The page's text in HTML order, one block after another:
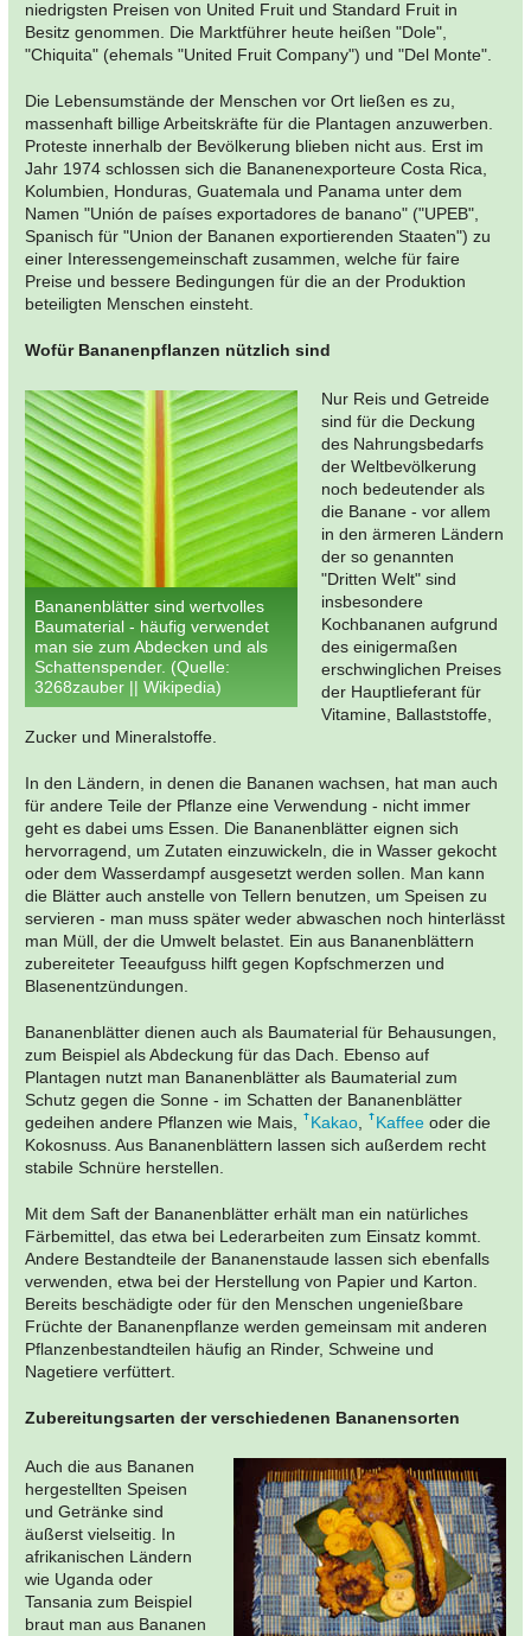
niedrigsten Preisen von United Fruit und Standard Fruit in
Besitz genommen. Die Marktführer heute heißen "Dole",
"Chiquita" (ehemals "United Fruit Company") und "Del Monte".
Die Lebensumstände der Menschen vor Ort ließen es zu,
massenhaft billige Arbeitskräfte für die Plantagen anzuwerben.
Proteste innerhalb der Bevölkerung blieben nicht aus. Erst im
Jahr 1974 schlossen sich die Bananenexporteure Costa Rica,
Kolumbien, Honduras, Guatemala und Panama unter dem
Namen "Unión de países exportadores de banano" ("UPEB",
Spanisch für "Union der Bananen exportierenden Staaten") zu
einer Interessengemeinschaft zusammen, welche für faire
Preise und bessere Bedingungen für die an der Produktion
beteiligten Menschen einsteht.
Wofür Bananenpflanzen nützlich sind
Bananenblätter sind wertvolles
Baumaterial - häufig verwendet
man sie zum Abdecken und als
Schattenspender. (Quelle:
3268zauber || Wikipedia)
Nur Reis und Getreide
sind für die Deckung
des Nahrungsbedarfs
der Weltbevölkerung
noch bedeutender als
die Banane - vor allem
in den ärmeren Ländern
der so genannten
"Dritten Welt" sind
insbesondere
Kochbananen aufgrund
des einigermaßen
erschwinglichen Preises
der Hauptlieferant für
Vitamine, Ballaststoffe,
Zucker und Mineralstoffe.
In den Ländern, in denen die Bananen wachsen, hat man auch
für andere Teile der Pflanze eine Verwendung - nicht immer
geht es dabei ums Essen. Die Bananenblätter eignen sich
hervorragend, um Zutaten einzuwickeln, die in Wasser gekocht
oder dem Wasserdampf ausgesetzt werden sollen. Man kann
die Blätter auch anstelle von Tellern benutzen, um Speisen zu
servieren - man muss später weder abwaschen noch hinterlässt
man Müll, der die Umwelt belastet. Ein aus Bananenblättern
zubereiteter Teeaufguss hilft gegen Kopfschmerzen und
Blasenentzündungen.
Bananenblätter dienen auch als Baumaterial für Behausungen,
zum Beispiel als Abdeckung für das Dach. Ebenso auf
Plantagen nutzt man Bananenblätter als Baumaterial zum
Schutz gegen die Sonne - im Schatten der Bananenblätter
gedeihen andere Pflanzen wie Mais,
Kakao, Kaffee oder die
Kokosnuss. Aus Bananenblättern lassen sich außerdem recht
stabile Schnüre herstellen.
Mit dem Saft der Bananenblätter erhält man ein natürliches
Färbemittel, das etwa bei Lederarbeiten zum Einsatz kommt.
Andere Bestandteile der Bananenstaude lassen sich ebenfalls
verwenden, etwa bei der Herstellung von Papier und Karton.
Bereits beschädigte oder für den Menschen ungenießbare
Früchte der Bananenpflanze werden gemeinsam mit anderen
Pflanzenbestandteilen häufig an Rinder, Schweine und
Nagetiere verfüttert.
Zubereitungsarten der verschiedenen Bananensorten
Auch die aus Bananen
hergestellten Speisen
und Getränke sind
äußerst vielseitig. In
afrikanischen Ländern
wie Uganda oder
Tansania zum Beispiel
braut man aus Bananen